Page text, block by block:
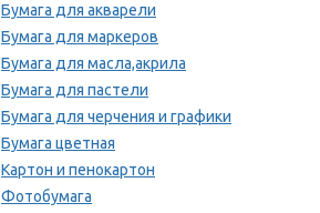
Бумага для акварели
Бумага для маркеров
Бумага для масла,акрила
Бумага для пастели
Бумага для черчения и графики
Бумага цветная
Картон и пенокартон
Фотобумага